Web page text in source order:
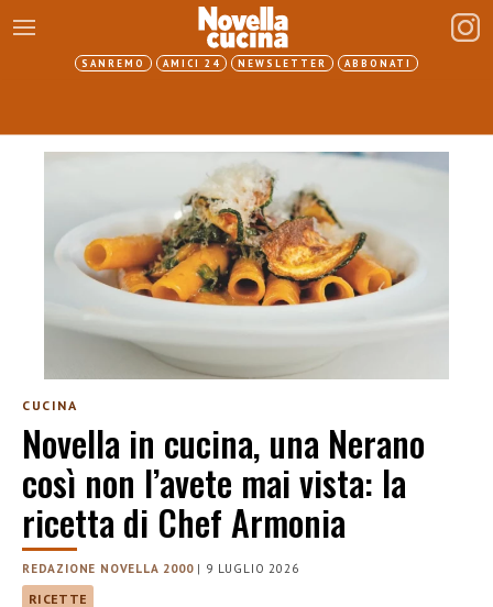
SANREMO AMICI 24 NEWSLETTER ABBONATI
CUCINA
Novella in cucina, una Nerano
così non l’avete mai vista: la
ricetta di Chef Armonia
REDAZIONE NOVELLA 2000| 9 LUGLIO 2026
RICETTE